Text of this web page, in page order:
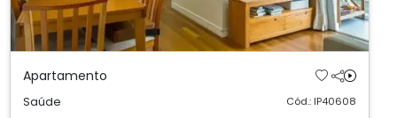
Apartamento
Saúde Cód.: IP40608